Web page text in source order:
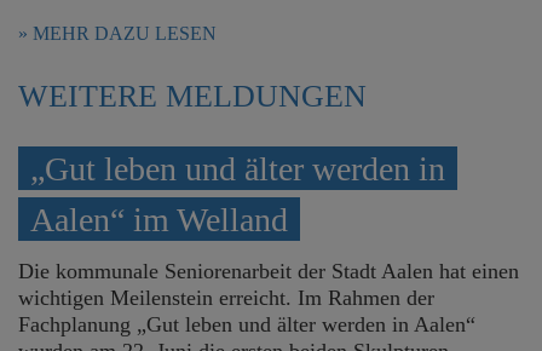
MEHR DAZU LESEN
WEITERE MELDUNGEN
„Gut leben und älter werden in
Aalen“ im Welland
Die kommunale Seniorenarbeit der Stadt Aalen hat einen
wichtigen Meilenstein erreicht. Im Rahmen der
Fachplanung „Gut leben und älter werden in Aalen“